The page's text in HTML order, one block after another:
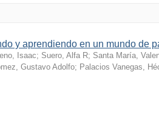
y aprendiendo en un mundo de
Isaac; Suero, Alfa R; Santa María,
Gustavo Adolfo; Palacios Vanegas,